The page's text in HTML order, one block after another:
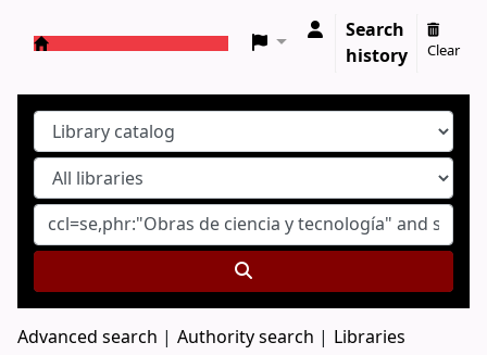
Search
history
Clear
Advanced search Authority search Libraries